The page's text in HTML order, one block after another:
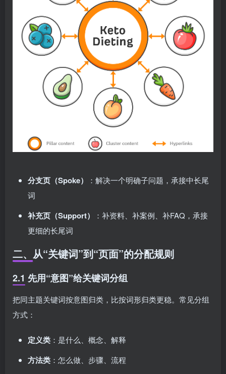
分支页（Spoke）
：解决一个明确子问题，承接中长尾
词
补充页（Support）
：补资料、补案例、补FAQ，承接
更细的长尾词
二、从“关键词”到“页面”的分配规则
2.1 先用“意图”给关键词分组
把同主题关键词按意图归类，比按词形归类更稳。常见分组
方式：
定义类 ：是什么、概念、解释
方法类 ：怎么做、步骤、流程